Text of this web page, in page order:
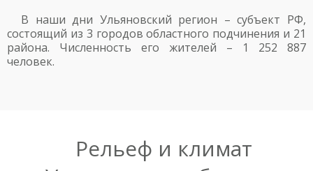
В наши дни Ульяновский регион – субъект РФ,
состоящий из 3 городов областного подчинения и 21
района. Численность его жителей – 1 252 887
человек.
Рельеф и климат